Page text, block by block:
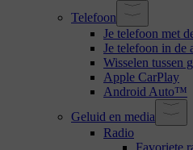
Telefoon
Je telefoon met
Je telefoon in de
Wisselen tussen
Apple CarPlay
Android Auto™
Geluid en media
Radio
Favoriete